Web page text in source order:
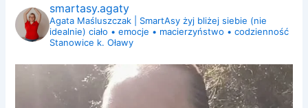
smartasy.agaty
Agata Maśluszczak | SmartAsy żyj bliżej siebie (nie
idealnie) ciało • emocje • macierzyństwo • codzienność
Stanowice k. Oławy